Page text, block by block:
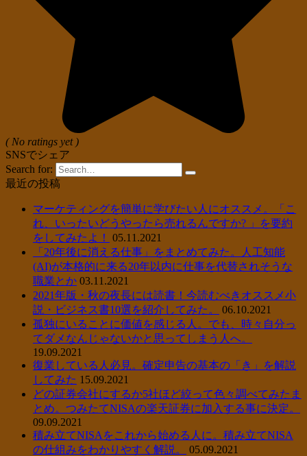
( No ratings yet )
SNSでシェア
Search for:
最近の投稿
マーケティングを簡単に学びたい人にオススメ。「こ
れ、いったいどうやったら売れるんですか? 」を要約
をしてみたよ！
05.11.2021
「20年後に消える仕事」をまとめてみた。人工知能
(AI)が本格的に来る20年以内に仕事を代替されそうな
職業とか 03.11.2021
2021年版・秋の夜長には読書！今読むべきオススメ小
説・ビジネス書10選を紹介してみた。
06.10.2021
孤独にいることに価値を感じる人。でも、時々自分っ
てダメなんじゃないかと思ってしまう人へ。
19.09.2021
復業している人必見。確定申告の基本の「き」を解説
してみた 15.09.2021
どの証券会社にするか5社ほど絞って色々調べてみたま
とめ。つみたてNISAの楽天証券に加入する事に決定。
09.09.2021
積み立てNISAをこれから始める人に。積み立てNISA
の仕組みをわかりやすく解説。
05.09.2021